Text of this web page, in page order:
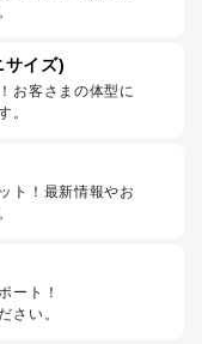
サイズ)
お客さまの体型に
。
ト！最新情報やお
ート！
さい。